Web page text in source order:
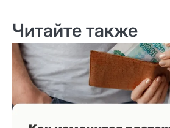
Читайте также